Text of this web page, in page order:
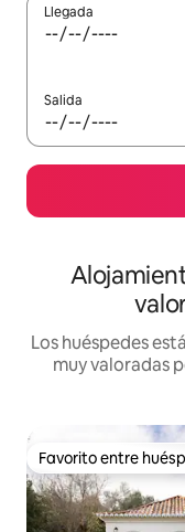
Llegada
Salida
Los huéspedes
muy valoradas
Favorito entre
Favorito entre